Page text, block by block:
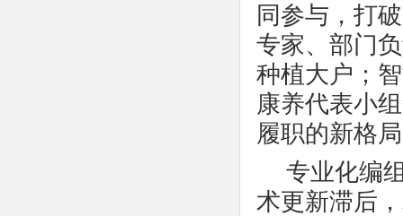
同参与，打
专家、部门
种植大户；
康养代表小
履职的新格
专业化编
术更新滞后